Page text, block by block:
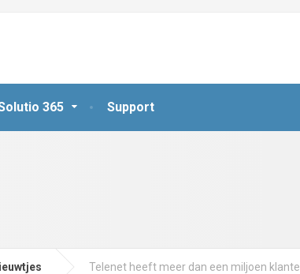
365 Support
Telenet heeft meer dan een miljoen